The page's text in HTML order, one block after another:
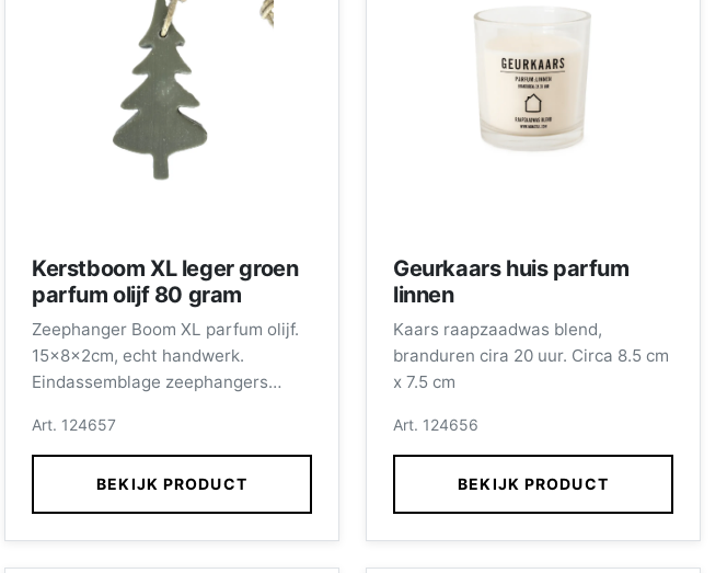
Kerstboom XL leger groen
parfum olijf 80 gram
Zeephanger Boom XL parfum olijf.
15x8x2cm, echt handwerk.
Eindassemblage zeephangers
met een afstand tot de
arbeidsmarkt.
Art. 124657
BEKIJK PRODUCT
Geurkaars huis parfum
linnen
Kaars raapzaadwas blend,
branduren cira 20 uur. Circa 8.5 cm
x 7.5 cm
Art. 124656
BEKIJK PRODUCT